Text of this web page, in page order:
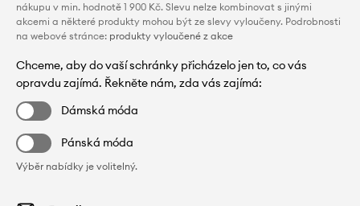
nákupu v min. hodnotě 1 900 Kč. Slevu nelze kombinovat s jinými
akcemi a některé produkty mohou být ze slevy vyloučeny. Podrobnosti
na webové stránce: produkty vyloučené z akce
Chceme, aby do vaší schránky přicházelo jen to, co vás
opravdu zajímá. Řekněte nám, zda vás zajímá:
Dámská móda
Pánská móda
Výběr nabídky je volitelný.